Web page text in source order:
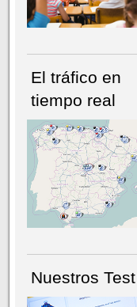
NÚMERO ACTUAL
El tráfico en
tiempo real
Nuestros Test